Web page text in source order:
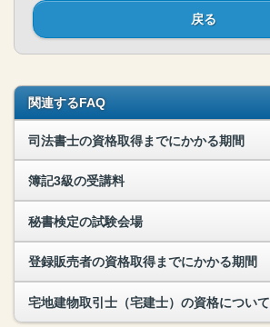
戻る
関連するFAQ
司法書士の資格取得までにかかる期間
簿記3級の受講料
秘書検定の試験会場
登録販売者の資格取得までにかかる期間
宅地建物取引士（宅建士）の資格について